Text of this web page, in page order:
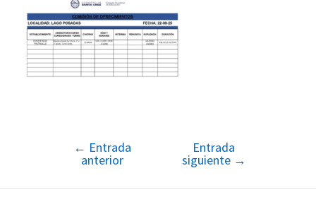
Navegación
entradas
← Entrada
anterior
Entrada
siguiente →